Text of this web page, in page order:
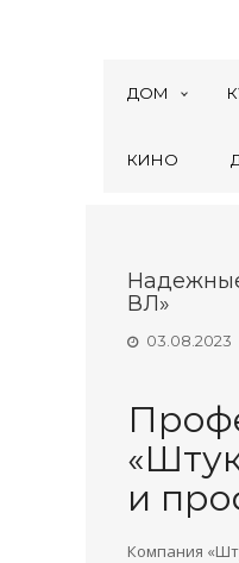
ДОМ
КИНО
ВЛ»
03.08.2023
и
Компания